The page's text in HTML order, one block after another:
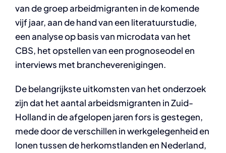
van de groep arbeidmigranten in de komende
vijf jaar, aan de hand van een literatuurstudie,
een analyse op basis van microdata van het
CBS, het opstellen van een prognoseodel en
interviews met brancheverenigingen.
De belangrijkste uitkomsten van het onderzoek
zijn dat het aantal arbeidsmigranten in Zuid-
Holland in de afgelopen jaren fors is gestegen,
mede door de verschillen in werkgelegenheid en
lonen tussen de herkomstlanden en Nederland,